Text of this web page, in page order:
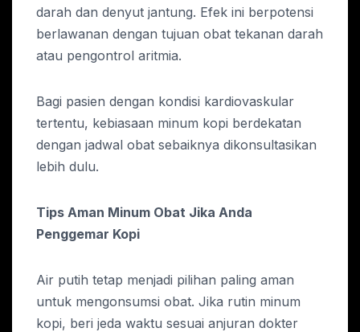
darah dan denyut jantung. Efek ini berpotensi
berlawanan dengan tujuan obat tekanan darah
atau pengontrol aritmia.
Bagi pasien dengan kondisi kardiovaskular
tertentu, kebiasaan minum kopi berdekatan
dengan jadwal obat sebaiknya dikonsultasikan
lebih dulu.
Tips Aman Minum Obat Jika Anda
Penggemar Kopi
Air putih tetap menjadi pilihan paling aman
untuk mengonsumsi obat. Jika rutin minum
kopi, beri jeda waktu sesuai anjuran dokter